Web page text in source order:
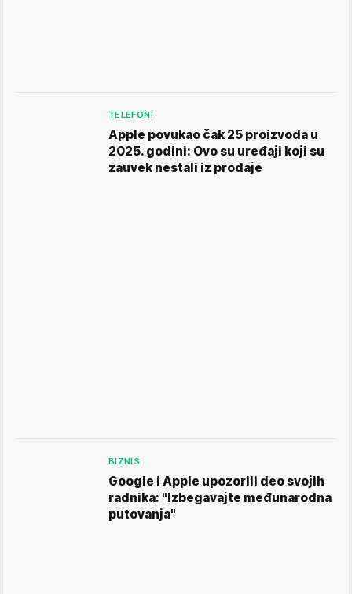
TELEFONI
Apple povukao čak 25 proizvoda u
2025. godini: Ovo su uređaji koji su
zauvek nestali iz prodaje
BIZNIS
Google i Apple upozorili deo svojih
radnika: "Izbegavajte međunarodna
putovanja"